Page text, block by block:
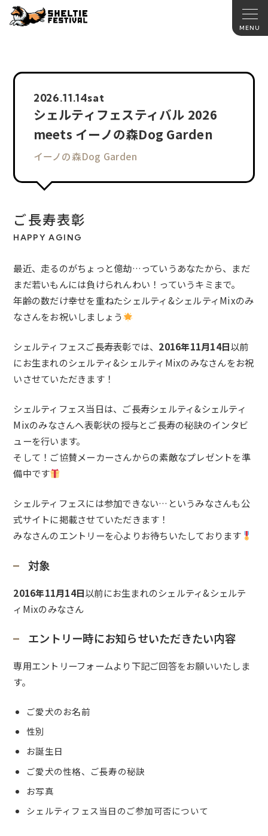
2026.11.14sat
シェルティフェスティバル 2026
meets イーノの森Dog Garden
イーノの森Dog Garden
ご長寿表彰
HAPPY AGING
最近、走るのがちょっと億劫…っていうあなたから、まだ
まだ若いもんには負けられんわい！っていうキミまで。
年齢の数だけ幸せを重ねたシェルティ&シェルティMixのみ
なさんをお祝いしましょう
シェルティフェスご長寿表彰では、 2016年11月14日以前
にお生まれのシェルティ&シェルティMixのみなさんをお祝
いさせていただきます！
シェルティフェス当日は、ご長寿シェルティ&シェルティ
Mixのみなさんへ表彰状の授与とご長寿の秘訣のインタビ
ューを行います。
そして！ご協賛メーカーさんからの素敵なプレゼントを準
備中です
シェルティフェスには参加できない…というみなさんも公
式サイトに掲載させていただきます！
みなさんのエントリーを心よりお待ちいたしております
対象
2016年11月14日以前にお生まれのシェルティ&シェルテ
ィMixのみなさん
エントリー時にお知らせいただきたい内容
専用エントリーフォームより下記ご回答をお願いいたしま
す。
ご愛犬のお名前
性別
お誕生日
ご愛犬の性格、ご長寿の秘訣
お写真
シェルティフェス当日のご参加可否について